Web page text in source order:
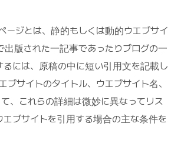
ジとは、静的もしくは動的ウエブサイ
版された一記事であったりブログの一
には、原稿の中に短い引用文を記載し
サイトのタイトル、ウエブサイト名、
、これらの詳細は微妙に異なってリス
ブサイトを引用する場合の主な条件を